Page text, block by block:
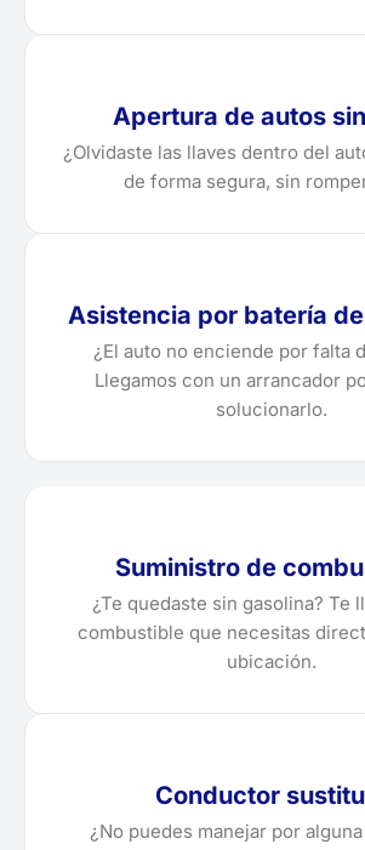
Apertura de autos
¿Olvidaste las llaves dentro del
de forma segura, sin
Asistencia por batería
¿El auto no enciende por falta
Llegamos con un arrancador
solucionarlo.
Suministro de
¿Te quedaste sin gasolina? Te
combustible que necesitas
ubicación.
Conductor
¿No puedes manejar por